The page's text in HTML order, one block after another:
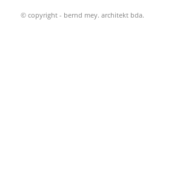
© copyright - bernd mey. architekt bda.